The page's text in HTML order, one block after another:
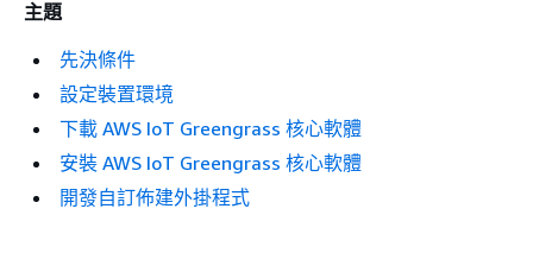
主題
先決條件
設定裝置環境
下載 AWS IoT Greengrass 核心軟體
安裝 AWS IoT Greengrass 核心軟體
開發自訂佈建外掛程式